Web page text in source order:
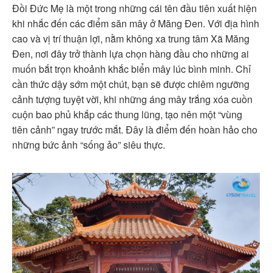
Đồi Đức Mẹ là một trong những cái tên đầu tiên xuất hiện
khi nhắc đến các điểm săn mây ở Măng Đen. Với địa hình
cao và vị trí thuận lợi, nằm không xa trung tâm Xã Măng
Đen, nơi đây trở thành lựa chọn hàng đầu cho những ai
muốn bắt trọn khoảnh khắc biển mây lúc bình minh. Chỉ
cần thức dậy sớm một chút, bạn sẽ được chiêm ngưỡng
cảnh tượng tuyệt vời, khi những áng mây trắng xóa cuồn
cuộn bao phủ khắp các thung lũng, tạo nên một “vùng
tiên cảnh” ngay trước mắt. Đây là điểm đến hoàn hảo cho
những bức ảnh “sống ảo” siêu thực.